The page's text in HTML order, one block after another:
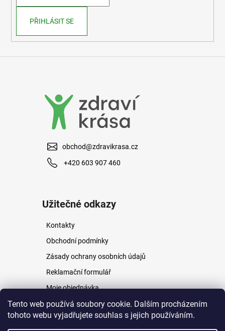
Tento web používá soubory cookie. Dalším procházením
tohoto webu vyjadřujete souhlas s jejich používáním.
PŘIHLÁSIT SE
obchod@zdravikrasa.cz
+420 603 907 460
Užitečné odkazy
Kontakty
Obchodní podmínky
Zásady ochrany osobních údajů
Reklamační formulář
Moje objednávka
Napište nám